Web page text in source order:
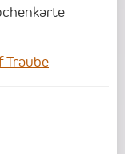
Traube